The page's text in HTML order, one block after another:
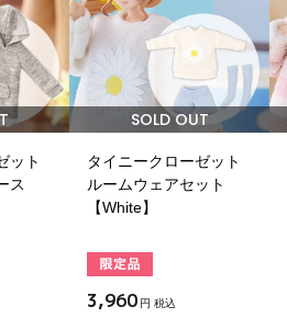
ット
ス
SOLD OUT
タイニークローゼット
ルームウェアセット
【White】
3,960 円 税込